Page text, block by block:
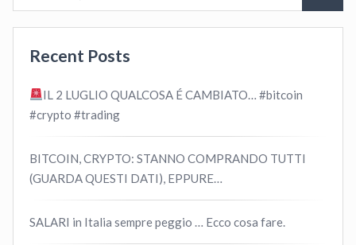
Recent Posts
IL 2 LUGLIO QUALCOSA É CAMBIATO… #bitcoin
#crypto #trading
BITCOIN, CRYPTO: STANNO COMPRANDO TUTTI
(GUARDA QUESTI DATI), EPPURE…
SALARI in Italia sempre peggio … Ecco cosa fare.